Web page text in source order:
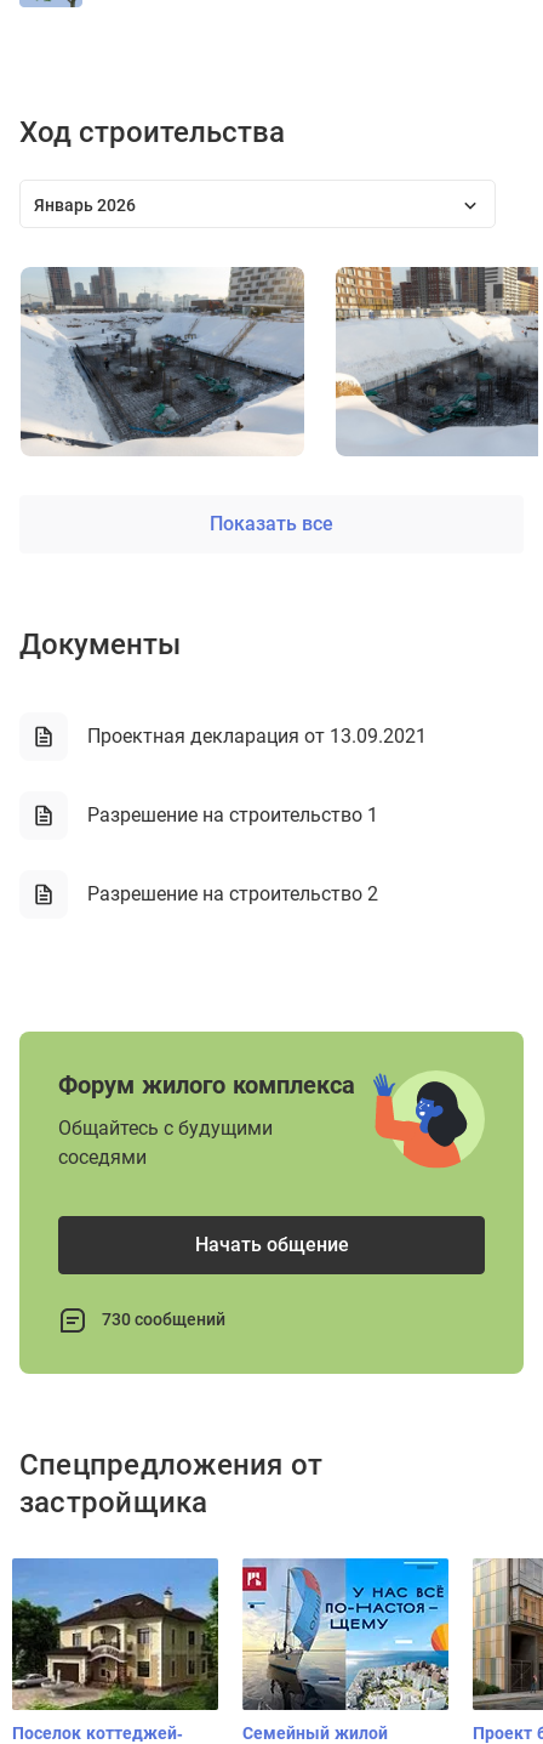
Ход строительства
Январь 2026
Показать все
Документы
Проектная декларация от 13.09.2021
Разрешение на строительство 1
Разрешение на строительство 2
Форум жилого комплекса
Общайтесь с будущими
соседями
Начать общение
730 сообщений
Спецпредложения от
застройщика
Поселок коттеджей-
Семейный жилой
Проект